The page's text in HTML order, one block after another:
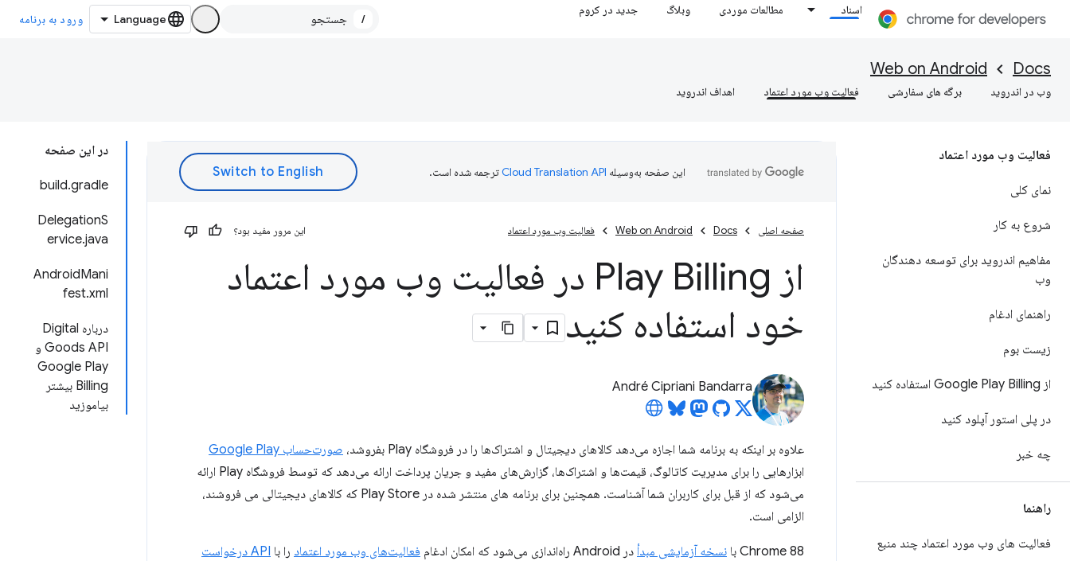
اسناد مطالعات موردی وبلاگ جدید در کروم
/ ورود به برنامه
Docs
Web on Android
وب در اندروید برگه های سفارشی فعالیت وب مورد اعتماد اهداف اندروید
فعالیت وب مورد اعتماد
نمای کلی
شروع به کار
مفاهیم اندروید برای توسعه دهندگان
وب
راهنمای ادغام
زیست بوم
از Google Play Billing استفاده کنید
در پلی استور آپلود کنید
چه خبر
راهنما
فعالیت های وب مورد اعتماد چند منبع
در این صفحه
build.gradle
DelegationS
ervice.java
AndroidMani
fest.xml
درباره Digital
Goods API و
Google Play
Billing بیشتر
بیاموزید
این صفحه به‌وسیله ترجمه شده است.
صفحه اصلی Docs
Web on Android فعالیت وب مورد اعتماد این مرور مفید بود؟
از Play Billing در فعالیت وب مورد اعتماد
خود استفاده کنید
André Cipriani Bandarra
علاوه بر اینکه به برنامه شما اجازه می‌دهد کالاهای دیجیتال و اشتراک‌ها را در فروشگاه Play بفروشد،
صورت‌حساب Google Play
ابزارهایی را برای مدیریت کاتالوگ، قیمت‌ها و اشتراک‌ها، گزارش‌های مفید و جریان پرداخت ارائه می‌دهد که توسط فروشگاه Play ارائه
می‌شود که از قبل برای کاربران شما آشناست. همچنین برای برنامه های منتشر شده در Play Store که کالاهای دیجیتالی می فروشند،
الزامی است.
Chrome 88 با نسخه آزمایشی مبدأ در Android راه‌اندازی می‌شود که امکان ادغام فعالیت‌های وب مورد اعتماد را با
API درخواست